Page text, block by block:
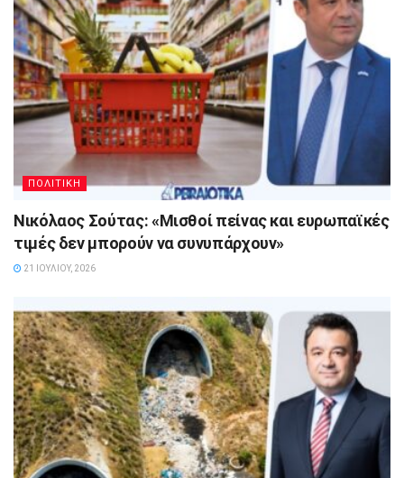
ΠΟΛΙΤΙΚΗ
Νικόλαος Σούτας: «Μισθοί πείνας και ευρωπαϊκές
τιμές δεν μπορούν να συνυπάρχουν»
21 ΙΟΥΛΊΟΥ, 2026